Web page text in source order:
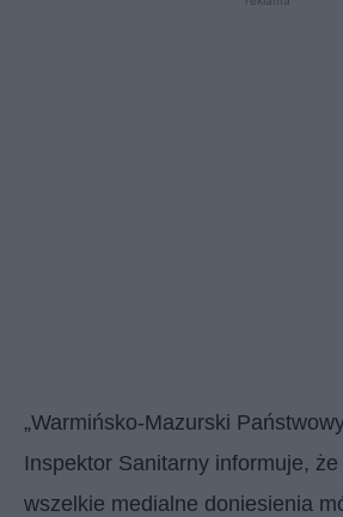
„Warmińsko-Mazurski
Inspektor Sanitarny informuje,
wszelkie medialne doniesienia